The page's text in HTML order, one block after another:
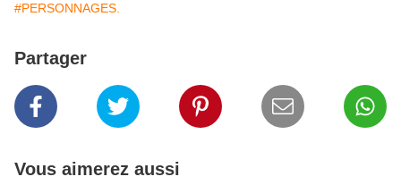
#PERSONNAGES.
Partager
Vous aimerez aussi